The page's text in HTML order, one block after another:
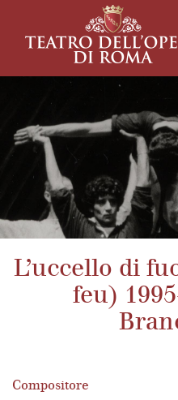
L’uccello di
feu)
Compositore